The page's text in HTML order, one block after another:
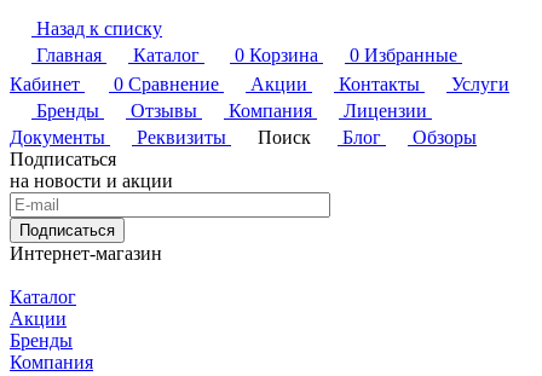
Назад к списку
Главная
Каталог 0 Корзина 0 Избранные
Кабинет
0 Сравнение Акции Контакты
Услуги
Бренды
Отзывы Компания
Лицензии
Документы
Реквизиты Поиск Блог
Обзоры
Подписаться
на новости и акции
Подписаться
Интернет-магазин
Каталог
Акции
Бренды
Компания